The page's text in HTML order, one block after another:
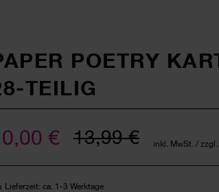
POETRY
TEILIG
€ 13,99 € inkl. MwSt. /
Lieferzeit: ca. 1-3 Werktage